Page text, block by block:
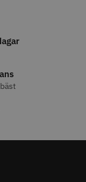
2020 gold